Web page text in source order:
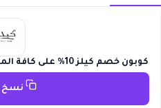
كوبون خصم كيلز 10% على كافة المنتجات فعال 100% ومجرب kiehls
نسخ